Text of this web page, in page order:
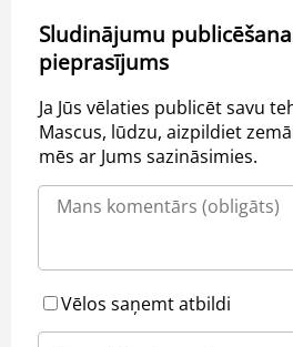
Sludinājumu
pieprasījums
Ja Jūs vēlaties publicēt savu
Mascus, lūdzu, aizpildiet
mēs ar Jums sazināsimies.
Vēlos saņemt atbildi